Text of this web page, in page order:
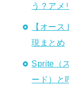
う？アメ
【オー
現まとめ
Sprite（
ード）と